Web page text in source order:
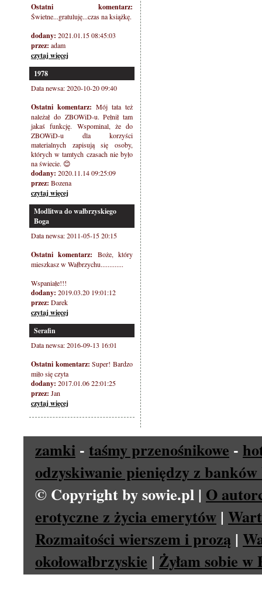
Ostatni komentarz:
Świetne...gratuluję...czas na książkę.
dodany: 2021.01.15 08:45:03
przez: adam
czytaj więcej
1978
Data newsa: 2020-10-20 09:40
Ostatni komentarz: Mój tata też
należał do ZBOWiD-u. Pełnił tam
jakaś funkcję. Wspominal, że do
ZBOWiD-u dla korzyści
materialnych zapisują się osoby,
których w tamtych czasach nie było
na świecie. 😊
dodany: 2020.11.14 09:25:09
przez: Bozena
czytaj więcej
Modlitwa do wałbrzyskiego
Boga
Data newsa: 2011-05-15 20:15
Ostatni komentarz: Boże, który
mieszkasz w Wałbrzychu.............
Wspaniałe!!!
dodany: 2019.03.20 19:01:12
przez: Darek
czytaj więcej
Serafin
Data newsa: 2016-09-13 16:01
Ostatni komentarz: Super! Bardzo
miło się czyta
dodany: 2017.01.06 22:01:25
przez: Jan
czytaj więcej
zamki - taśmy przenośnikowe -
odzyskiwanie pieniędzy z banków
© Copyright by sowie.pl | O
erotyczne z życia emerytów |
Rozmaitości wierszem i prozą |
okołowałbrzyskie | Żyłam sobie